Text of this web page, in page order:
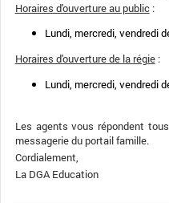
Horaires d'ouverture au public:
Lundi, mercredi, vendredi
Horaires d'ouverture de la régie:
Lundi, mercredi, vendredi
Les agents vous répondent
messagerie du portail famille.
Cordialement,
La DGA Education